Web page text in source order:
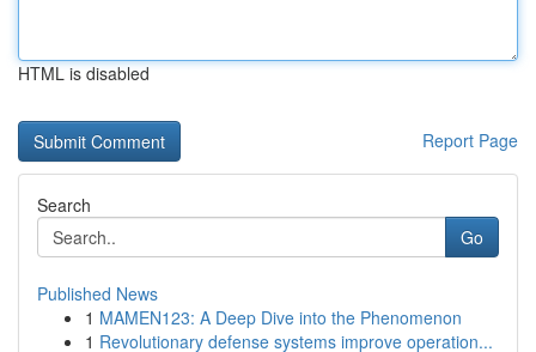
HTML is disabled
Report Page
Search
Go
Published News
1 MAMEN123: A Deep Dive into the Phenomenon
1 Revolutionary defense systems improve operation...